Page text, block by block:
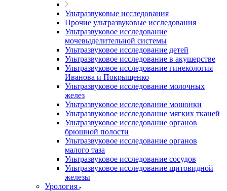
Ультразвуковые исследования
Прочие ультразвуковые исследования
Ультразвуковое исследование
мочевыделительной системы
Ультразвуковое исследование детей
Ультразвуковое исследование в акушерстве
Ультразвуковое исследование гинекология
Иванова и Покрыщенко
Ультразвуковое исследование молочных
желез
Ультразвуковое исследование мошонки
Ультразвуковое исследование мягких тканей
Ультразвуковое исследование органов
брюшной полости
Ультразвуковое исследование органов
малого таза
Ультразвуковое исследование сосудов
Ультразвуковое исследование щитовидной
железы
Урология